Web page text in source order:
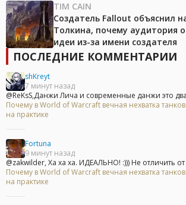
TIM CAIN
Создатель Fallout объяснил
Толкина, почему аудитория
идеи из-за имени создателя
ПОСЛЕДНИЕ КОММЕНТАРИИ
shKreyt
7 минут назад
@ReKsS,Данжи Лича и современные данжи это
Почему в World of Warcraft вечная нехватка
на практике
Fortuna
9 минут назад
@zakwilder, Ха ха ха. ИДЕАЛЬНО! :))) Не отличить от
Почему в World of Warcraft вечная нехватка
на практике